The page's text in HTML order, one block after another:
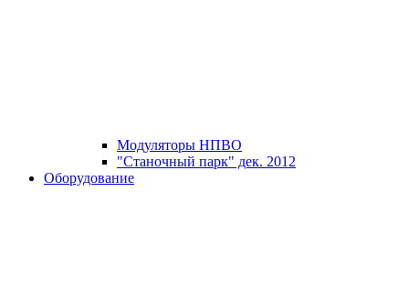
Модуляторы НПВО
"Станочный парк" дек. 2012
Оборудование